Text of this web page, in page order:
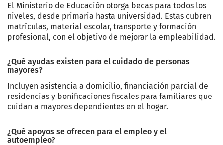
El Ministerio de Educación otorga becas para todos los
niveles, desde primaria hasta universidad. Estas cubren
matrículas, material escolar, transporte y formación
profesional, con el objetivo de mejorar la empleabilidad.
¿Qué ayudas existen para el cuidado de personas
mayores?
Incluyen asistencia a domicilio, financiación parcial de
residencias y bonificaciones fiscales para familiares que
cuidan a mayores dependientes en el hogar.
¿Qué apoyos se ofrecen para el empleo y el
autoempleo?